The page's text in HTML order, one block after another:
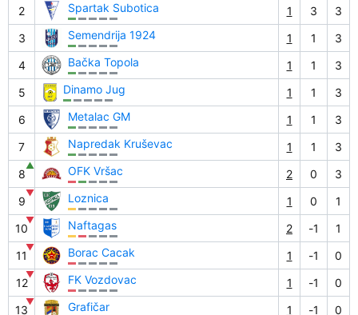
2
Spartak Subotica 1 3
3
3
Semendrija 1924 1 1
3
4
Bačka Topola 1 1
3
5
Dinamo Jug 1 1
3
6
Metalac GM 1 1
3
7
Napredak Kruševac 1 1
3
8
▲ OFK Vršac 2 0
3
9
▼ Loznica 1 0
1
10
▼ Naftagas 2 -1
1
11
▼ Borac Cacak 1 -1
0
12
▼ FK Vozdovac 1 -1
0
13
▼ Grafičar 1 -1
0